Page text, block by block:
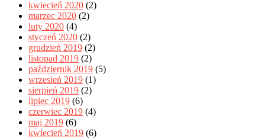
kwiecień 2020 (2)
marzec 2020 (2)
luty 2020 (4)
styczeń 2020 (2)
grudzień 2019 (2)
listopad 2019 (2)
październik 2019 (5)
wrzesień 2019 (1)
sierpień 2019 (2)
lipiec 2019 (6)
czerwiec 2019 (4)
maj 2019 (6)
kwiecień 2019 (6)